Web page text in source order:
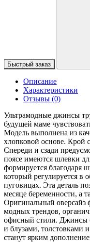
Быстрый заказ
Описание
Характеристики
Отзывы (0)
Ультрамодные джинсы
будущей маме
Модель выполнена из
хлопковой основе. Крой
Спереди и сзади
поясе имеются шлевки
формируется благодаря
который регулируется в
пуговицах. Эта деталь
месяце беременности, а
Оригинальный оверсайз
модных трендов,
офисный стили. Джинсы
и блузами, толстовками
станут ярким